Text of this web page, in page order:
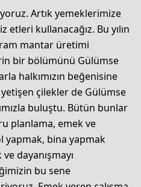
Artık yemeklerimize
kullanacağız. Bu yılın
mantar üretimi
bir bölümünü Gülümse
halkımızın beğenisine
çilekler de Gülümse
buluştu. Bütün bunlar
planlama, emek ve
yapmak, bina yapmak
dayanışmayı
bu sene